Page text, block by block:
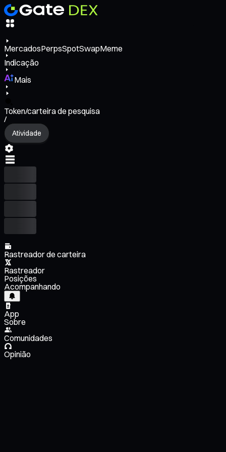
MercadosPerpsSpotSwapMeme
Indicação
Mais
Token/carteira de pesquisa
/
Atividade
Rastreador de carteira
Rastreador
Posições
Acompanhando
App
Sobre
Comunidades
Opinião